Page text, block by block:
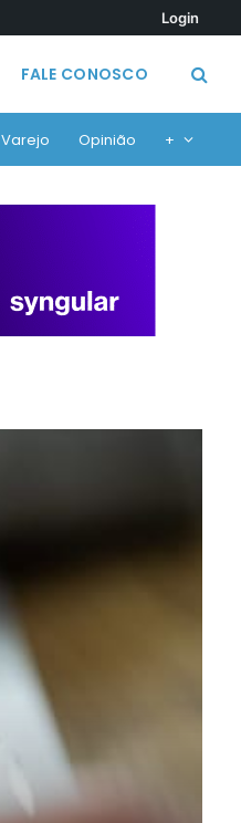
Login
FALE CONOSCO
Varejo Opinião +